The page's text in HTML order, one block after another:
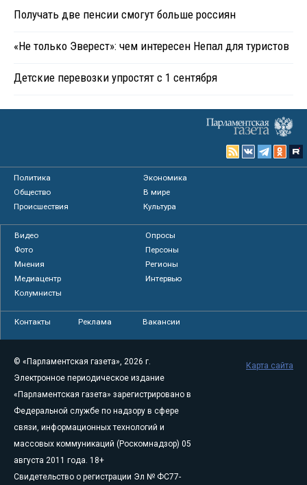
Получать две пенсии смогут больше россиян
«Не только Эверест»: чем интересен Непал для туристов
Детские перевозки упростят с 1 сентября
Политика
Экономика
Общество
В мире
Происшествия
Культура
Видео
Опросы
Фото
Персоны
Мнения
Регионы
Медиацентр
Интервью
Колумнисты
Контакты Реклама Вакансии
© «Парламентская газета», 2026 г.
Электронное периодическое издание
«Парламентская газета» зарегистрировано в
Федеральной службе по надзору в сфере
связи, информационных технологий и
массовых коммуникаций (Роскомнадзор) 05
августа 2011 года. 18+
Свидетельство о регистрации Эл № ФС77-
Карта сайта